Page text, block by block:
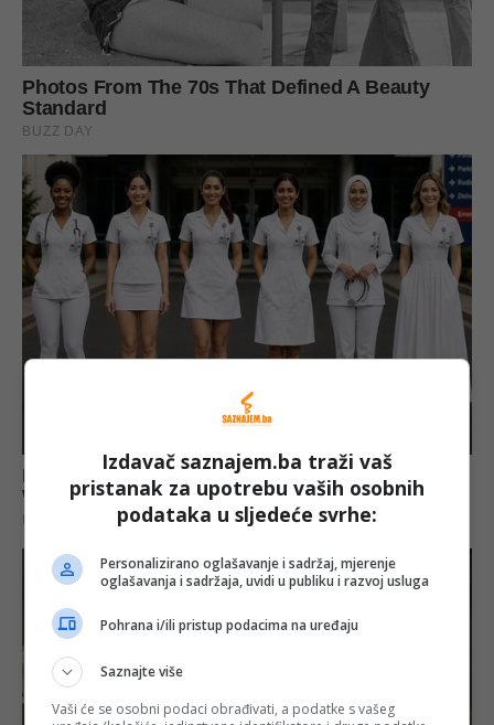
Izdavač saznajem.ba traži vaš
pristanak za upotrebu vaših osobnih
podataka u sljedeće svrhe:
Personalizirano oglašavanje i sadržaj, mjerenje
oglašavanja i sadržaja, uvidi u publiku i razvoj usluga
Pohrana i/ili pristup podacima na uređaju
Saznajte više
Vaši će se osobni podaci obrađivati, a podatke s vašeg